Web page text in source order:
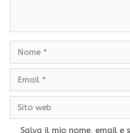
Nome
Email
Sito
Salva il mio nome, email e